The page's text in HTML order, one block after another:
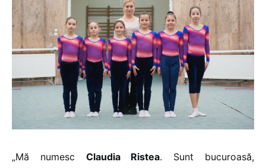
„Mă numesc Claudia Ristea. Sunt bucuroasă,